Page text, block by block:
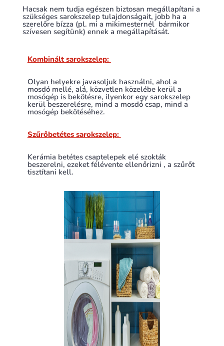
Hacsak nem tudja egészen biztosan megállapítani a
szükséges sarokszelep tulajdonságait, jobb ha a
szerelőre bízza (pl. mi a mikimesternél bármikor
szívesen segítünk) ennek a megállapítását.
Kombinált sarokszelep:
Olyan helyekre javasoljuk használni, ahol a
mosdó mellé, alá, közvetlen közelébe kerül a
mosógép is bekötésre, ilyenkor egy sarokszelep
kerül beszerelésre, mind a mosdó csap, mind a
mosógép bekötéséhez.
Szűrőbetétes sarokszelep:
Kerámia betétes csaptelepek elé szokták
beszerelni, ezeket félévente ellenőrizni , a szűrőt
tisztítani kell.